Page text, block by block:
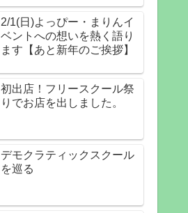
2/1(日)よっぴー・まりんイ
ベントへの想いを熱く語り
ます【あと新年のご挨拶】
初出店！フリースクール祭
りでお店を出しました。
デモクラティックスクール
を巡る